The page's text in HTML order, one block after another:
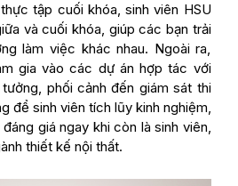
tập cuối khóa, sinh viên HSU
và cuối khóa, giúp các bạn trải
làm việc khác nhau. Ngoài ra,
gia vào các dự án hợp tác với
phối cảnh đến giám sát thi
để sinh viên tích lũy kinh nghiệm,
giá ngay khi còn là sinh viên,
thiết kế nội thất.